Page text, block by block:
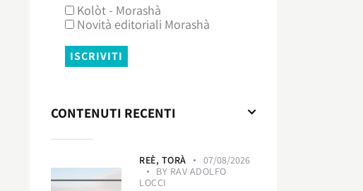
Kolòt - Morashà
Novità editoriali Morashà
CONTENUTI RECENTI
REÈ, TORÀ
07/08/2026
BY RAV ADOLFO
LOCCI